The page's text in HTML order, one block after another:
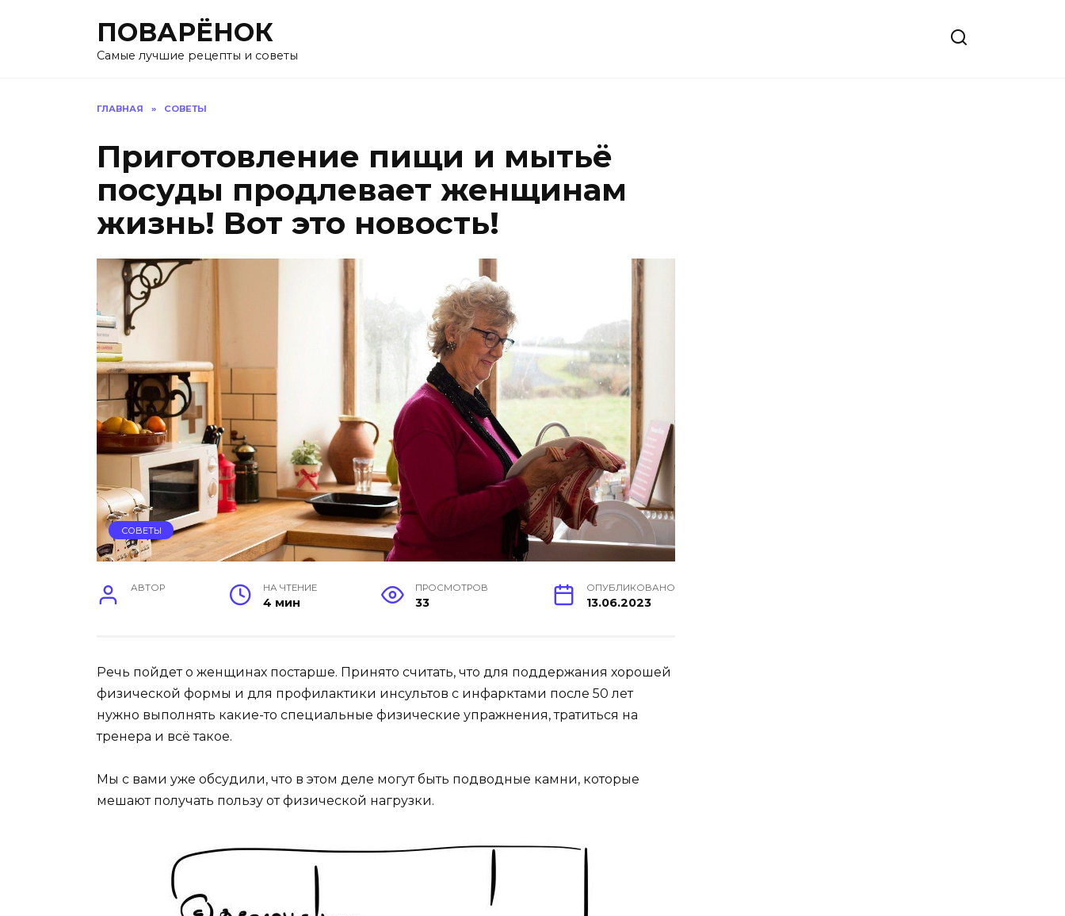
ПОВАРЁНОК
Самые лучшие рецепты и советы
ГЛАВНАЯ » СОВЕТЫ
Приготовление пищи и мытьё
посуды продлевает женщинам
жизнь! Вот это новость!
СОВЕТЫ
АВТОР НА ЧТЕНИЕ
4 мин
ПРОСМОТРОВ
33
ОПУБЛИКОВАНО
13.06.2023
Речь пойдет о женщинах постарше. Принято считать, что для поддержания хорошей
физической формы и для профилактики инсультов с инфарктами после 50 лет
нужно выполнять какие-то специальные физические упражнения, тратиться на
тренера и всё такое.
Мы с вами уже обсудили, что в этом деле могут быть подводные камни, которые
мешают получать пользу от физической нагрузки.